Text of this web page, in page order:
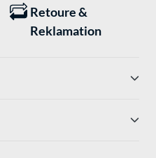
Retoure &
Reklamation